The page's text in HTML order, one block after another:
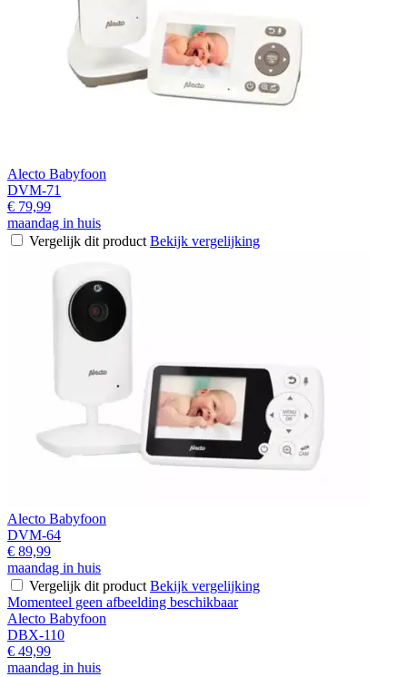
Alecto Babyfoon
DVM-71
€ 79,99
maandag in huis
Vergelijk dit product Bekijk vergelijking
Alecto Babyfoon
DVM-64
€ 89,99
maandag in huis
Vergelijk dit product Bekijk vergelijking
Momenteel geen afbeelding beschikbaar
Alecto Babyfoon
DBX-110
€ 49,99
maandag in huis